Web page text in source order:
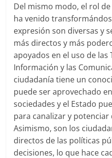
social
de
Mercadeo
Interactivo,
Medios,
Publicidad,
Marketing,
Campañas
Publicitarias,
Agencias,
Empresas,
Negocios,
Tendencias,
Del mismo modo, el rol
ha venido
expresión son diversas y
más directos y más
apoyados en el uso de las
Información y las
ciudadanía tiene un
puede ser aprovechado
sociedades y el Estado
para canalizar y
Asimismo, son los
directos de las políticas
decisiones, lo que hace